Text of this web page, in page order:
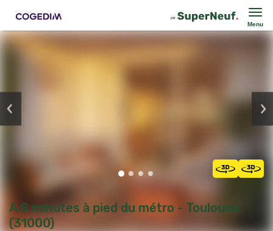
Menu
A 8 minutes à pied du métro - Toulouse
(31000)